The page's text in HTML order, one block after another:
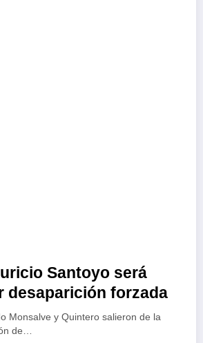
Santoyo será
desaparición forzada
Monsalve y Quintero salieron de la
de…